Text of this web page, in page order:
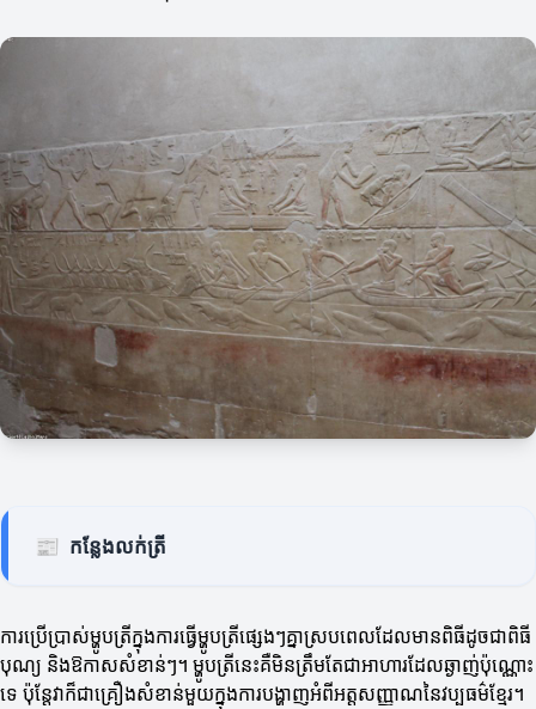
📰 កន្លែងលក់ត្រី
ការប្រើប្រាស់ម្ហូបត្រីក្នុងការធ្វើម្ហូបត្រីផ្សេងៗគ្នាស្របពេលដែលមានពិធីដូចជាពិធី
បុណ្យ និងឱកាសសំខាន់ៗ។ ម្ហូបត្រីនេះគឺមិនត្រឹមតែជាអាហារ​ដែលឆ្ងាញ់ប៉ុណ្ណោះ
ទេ ប៉ុន្តែវាក៏ជាគ្រឿងសំខាន់មួយក្នុងការបង្ហាញអំពីអត្តសញ្ញាណនៃវប្បធម៌ខ្មែរ។